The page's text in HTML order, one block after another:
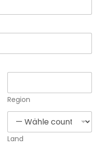
Region
Land